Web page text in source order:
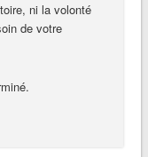
ni la volonté
de votre